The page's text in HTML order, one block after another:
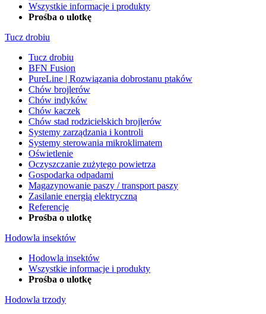
Wszystkie informacje i produkty
Prośba o ulotkę
Tucz drobiu
Tucz drobiu
BFN Fusion
PureLine | Rozwiązania dobrostanu ptaków
Chów brojlerów
Chów indyków
Chów kaczek
Chów stad rodzicielskich brojlerów
Systemy zarządzania i kontroli
Systemy sterowania mikroklimatem
Oświetlenie
Oczyszczanie zużytego powietrza
Gospodarka odpadami
Magazynowanie paszy / transport paszy
Zasilanie energią elektryczną
Referencje
Prośba o ulotkę
Hodowla insektów
Hodowla insektów
Wszystkie informacje i produkty
Prośba o ulotkę
Hodowla trzody